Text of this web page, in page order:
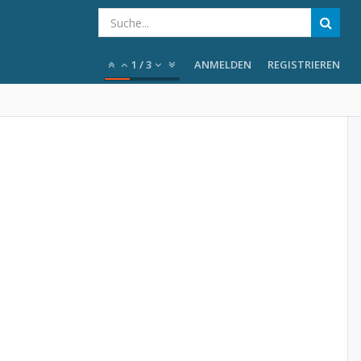
1 /3 ANMELDEN REGISTRIEREN